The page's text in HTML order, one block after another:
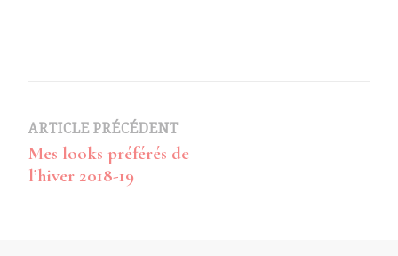
Navigation
d’article
ARTICLE PRÉCÉDENT
Mes looks préférés de
l’hiver 2018-19